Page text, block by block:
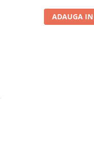
ADAUGA IN